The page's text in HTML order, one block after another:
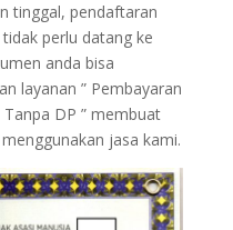
tinggal, pendaftaran
perlu datang ke
anda bisa
layanan ” Pembayaran
DP ” membuat
jasa kami.